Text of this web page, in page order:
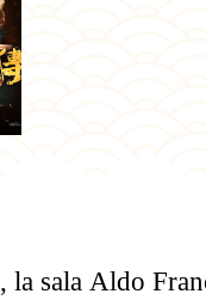
, la sala Aldo